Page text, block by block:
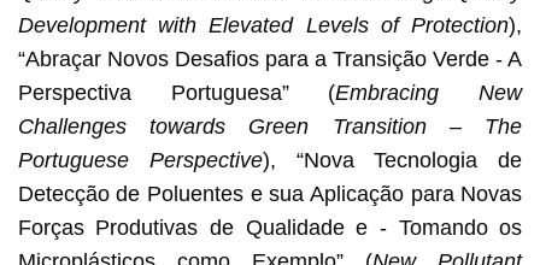
Development with Elevated Levels of Protection),
“Abraçar Novos Desafios para a Transição Verde - A
Perspectiva Portuguesa” (Embracing New
Challenges towards Green Transition – The
Portuguese Perspective), “Nova Tecnologia de
Detecção de Poluentes e sua Aplicação para Novas
Forças Produtivas de Qualidade e - Tomando os